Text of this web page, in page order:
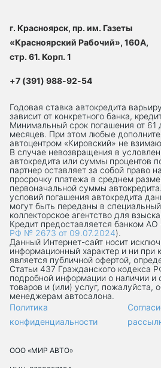
г. Красноярск, пр. им. Газеты
«Красноярский Рабочий», 160А,
стр. 61. Корп. 1
+7 (391) 988-92-54
Годовая ставка автокредита
зависит от конкретного банка,
Минимальный срок погашения от
месяцев. При этом любые
автоцентром «Кировский» не
В случае невозвращения в
автокредита или суммы процентов
партнер оставляет за собой право
просрочку платежа в среднем
первоначальной суммы
условий погашения автокредита
могут быть переданы в
коллекторское агентство для
Кредит предоставляется банком АО
РФ № 2673 от 09.07.2024).
Данный Интернет-сaйт носит
информационный характер и ни при
является публичной офертой,
Статьи 437 Гражданского кодекса
подробной информации о наличии и
товаров и (или) услуг, пожалуйста,
менеджерам автосалона.
Политика
конфиденциальности
ООО «МИР АВТО»